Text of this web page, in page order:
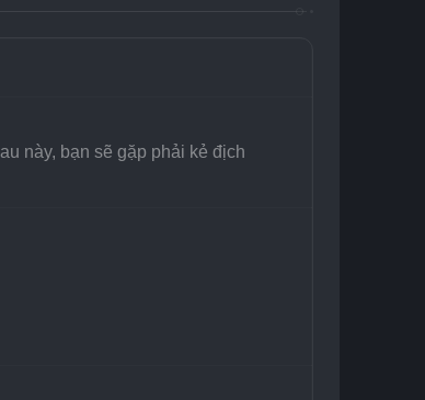
này, bạn sẽ gặp phải kẻ địch